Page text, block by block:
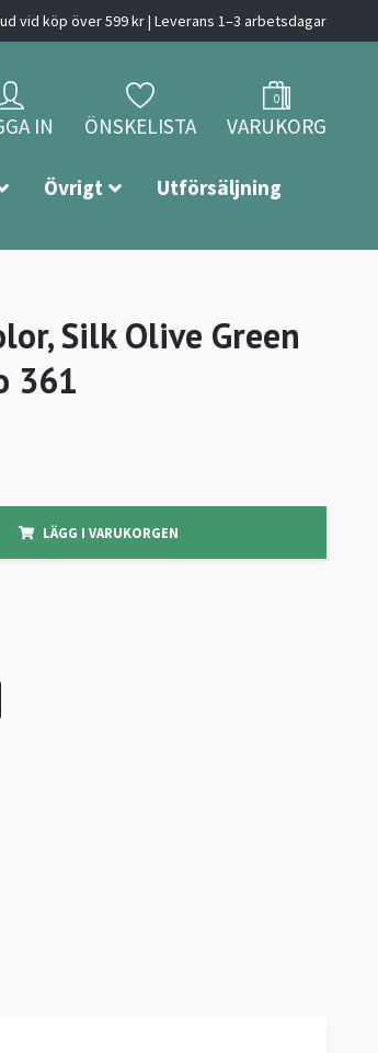
vid köp över 599 kr | Leverans 1–3 arbetsdagar
IN ÖNSKELISTA
0
VARUKORG
Övrigt Utförsäljning
Silk Olive Green
361
LÄGG I VARUKORGEN